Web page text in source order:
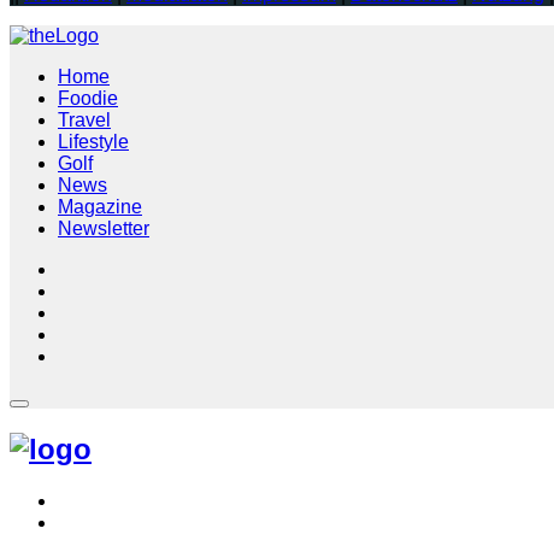
Home
Foodie
Travel
Lifestyle
Golf
News
Magazine
Newsletter